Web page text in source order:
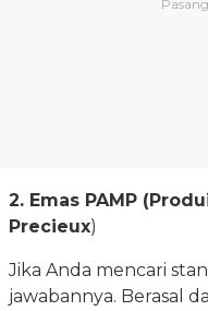
2. Emas PAMP
Precieux)
Jika Anda mencari
jawabannya. Berasal